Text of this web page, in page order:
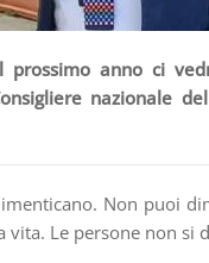
anno ci
nazionale
Non puoi
vita. Le persone non si